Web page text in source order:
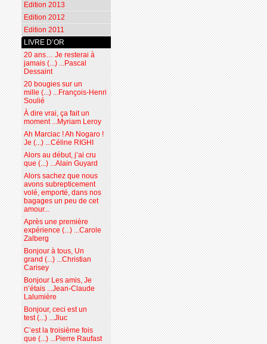
Edition 2013
Edition 2012
Edition 2011
LIVRE D’OR
20 ans… Je resterai à
jamais (...) ...Pascal
Dessaint
20 bougies sur un
mille (...) ...François-Henri
Soulié
À dire vrai, ça fait un
moment ...Myriam Leroy
Ah Marciac ! Ah Nogaro !
Je (...) ...Céline RIGHI
Alors au début, j’ai cru
que (...) ...Alain Guyard
Alors sachez que nous
avons subrepticement
volé, emporté, dans nos
bagages un peu de cet
amour...
Après une première
expérience (...) ...Carole
Zalberg
Bonjour à tous, Un
grand (...) ...Christian
Carisey
Bonjour Les amis, Je
n’étais ...Jean-Claude
Lalumière
Bonjour, ceci est un
test (...) ...Jluc
C’est la troisième fois
que (...) ...Pierre Raufast